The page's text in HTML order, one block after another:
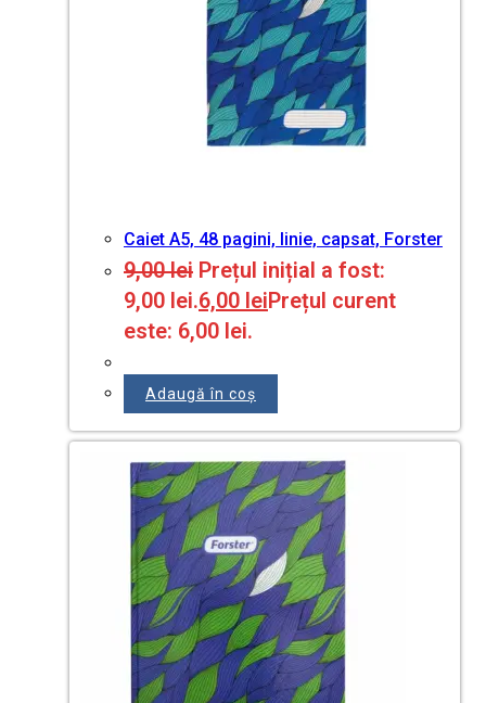
Caiet A5, 48 pagini, linie, capsat, Forster
9,00lei Prețul inițial a fost:
9,00 lei.6,00 leiPrețul curent
este: 6,00 lei.
Adaugă în coș